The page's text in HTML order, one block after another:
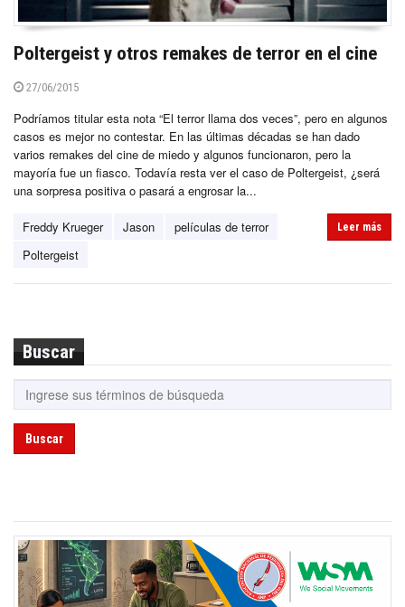
Poltergeist y otros remakes de terror en el cine
27/06/2015
Podríamos titular esta nota “El terror llama dos veces”, pero en algunos
casos es mejor no contestar. En las últimas décadas se han dado
varios remakes del cine de miedo y algunos funcionaron, pero la
mayoría fue un fiasco. Todavía resta ver el caso de Poltergeist, ¿será
una sorpresa positiva o pasará a engrosar la...
Freddy Krueger Jason
películas de terror
Poltergeist
Leer más
Buscar
Buscar